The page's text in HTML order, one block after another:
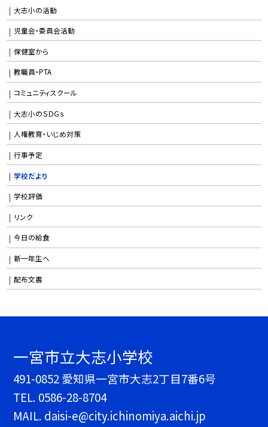
大志小の活動
児童会・委員会活動
保健室から
教職員・PTA
コミュニティスクール
大志小のＳＤＧｓ
人権教育・いじめ対策
行事予定
学校だより
学校評価
リンク
今日の給食
新一年生へ
配布文書
一宮市立大志小学校
491-0852 愛知県一宮市大志2丁目7番6号
TEL. 0586-28-8704
MAIL. daisi-e@city.ichinomiya.aichi.jp